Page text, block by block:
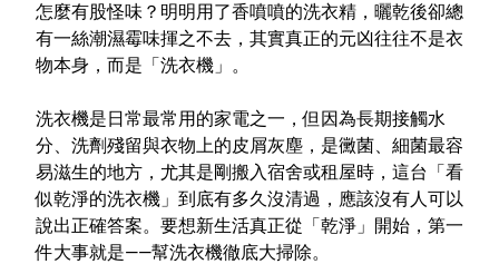
精油香氛專區
強效誘引捕黏板
團購專區
關於優品
會員權益
怎麼有股怪味？明明用了香噴噴的洗衣精，曬乾後卻總
有一絲潮濕霉味揮之不去，其實真正的元凶往往不是衣
物本身，而是「洗衣機」。
洗衣機是日常最常用的家電之一，但因為長期接觸水
分、洗劑殘留與衣物上的皮屑灰塵，是黴菌、細菌最容
易滋生的地方，尤其是剛搬入宿舍或租屋時，這台「看
似乾淨的洗衣機」到底有多久沒清過，應該沒有人可以
說出正確答案。要想新生活真正從「乾淨」開始，第一
件大事就是——幫洗衣機徹底大掃除。